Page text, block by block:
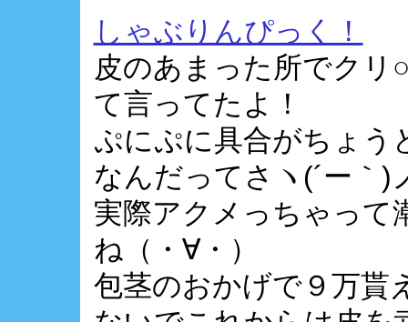
しゃぶりんぴっく！
皮のあまった所でクリ
て言ってたよ！
ぷにぷに具合がちょう
なんだってさヽ(´ー｀)
実際アクメっちゃって
ね（・∀・）
包茎のおかげで９万貰